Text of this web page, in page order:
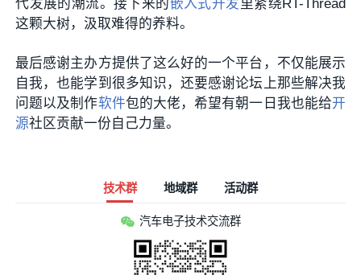
代发展的潮流。接下来的嵌入式开发 里紧绕RT-Thread
这颗大树，汲取难得的养料。
最后感谢主办方提供了这么好的一个平台，不仅能展示
自我，也能学到很多知识，还要感谢论坛上那些解决我
问题以及制作软件包的大佬，希望有朝一日我也能给开
源社区贡献一份自己力量。
技术群 地域群 活动群
汽车电子技术交流群